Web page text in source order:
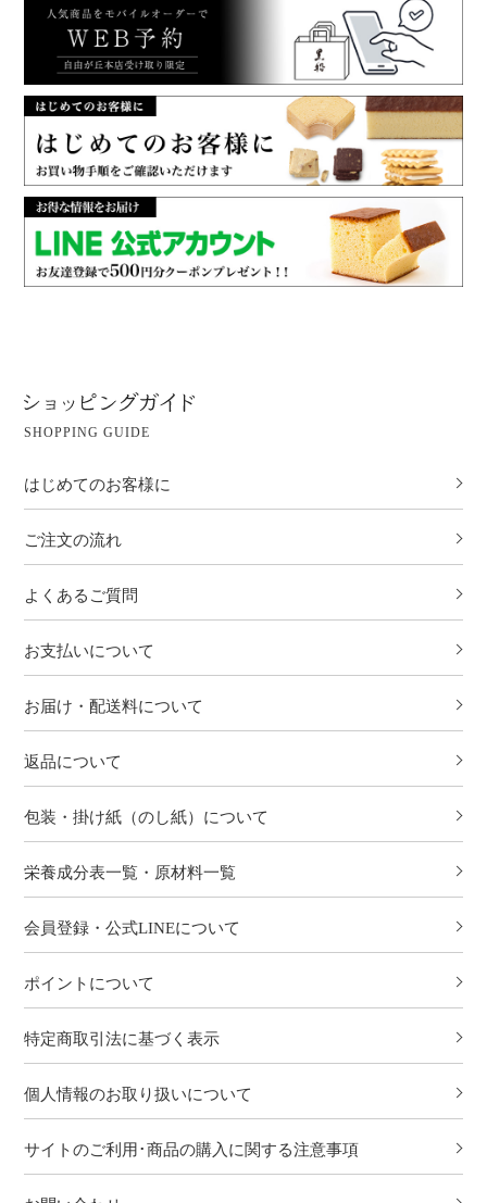
SHOPPING GUIDE
はじめてのお客様に
ご注文の流れ
よくあるご質問
お支払いについて
お届け・配送料について
返品について
包装・掛け紙（のし紙）について
栄養成分表一覧・原材料一覧
会員登録・公式LINEについて
ポイントについて
特定商取引法に基づく表示
個人情報のお取り扱いについて
サイトのご利用･商品の購入に関する注意事項